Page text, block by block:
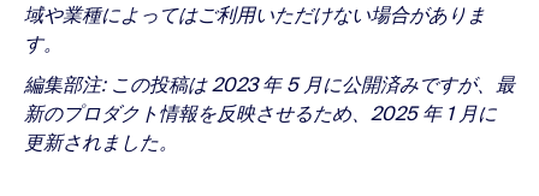
域や業種によってはご利用いただけない場合がありま
す。
編集部注: この投稿は 2023 年 5 月に公開済みですが、最
新のプロダクト情報を反映させるため、2025 年 1 月に
更新されました。